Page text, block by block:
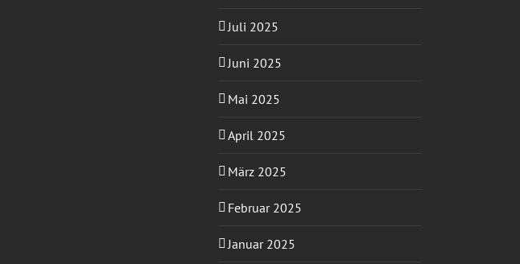
Juli 2025
Juni 2025
Mai 2025
April 2025
März 2025
Februar 2025
Januar 2025